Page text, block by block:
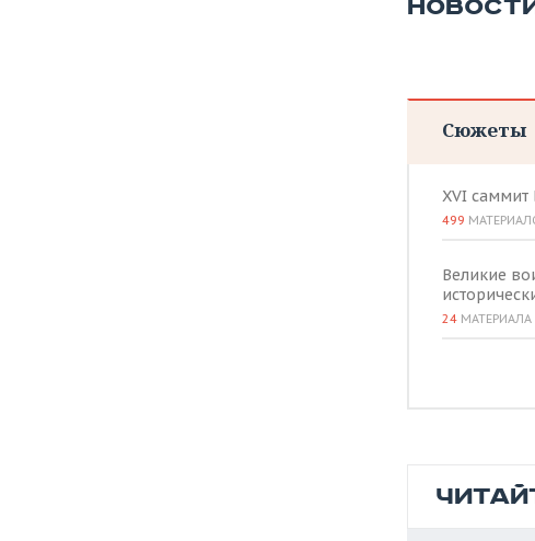
Сюжеты
XVI
499
Великие
24 МАТЕРИАЛА